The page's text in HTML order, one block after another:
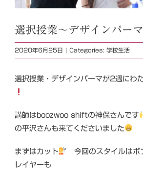
選択授業～デザインパー
2020年6月25日 | Categories: 学校生活
選択授業・デザインパーマが2週にわ
講師はboozwoo shiftの神保さんです
の平沢さんも来てくださいました
まずはカット
今回のスタイルはボ
レイヤーも